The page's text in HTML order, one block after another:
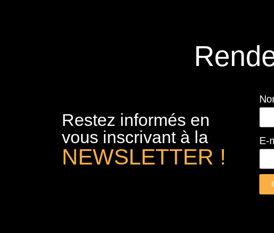
Restez informés en
vous inscrivant à la
NEWSLETTER !
E-